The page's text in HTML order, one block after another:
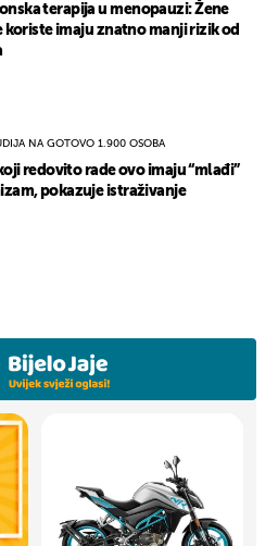
terapija u menopauzi: Žene
koriste imaju znatno manji rizik od
NA GOTOVO 1.900 OSOBA
redovito rade ovo imaju “mlađi”
pokazuje istraživanje